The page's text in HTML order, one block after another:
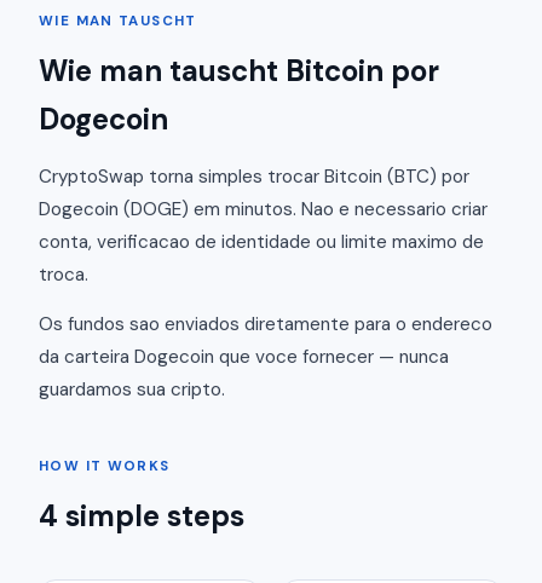
WIE MAN TAUSCHT
Wie man tauscht Bitcoin por
Dogecoin
CryptoSwap torna simples trocar Bitcoin (BTC) por
Dogecoin (DOGE) em minutos. Nao e necessario criar
conta, verificacao de identidade ou limite maximo de
troca.
Os fundos sao enviados diretamente para o endereco
da carteira Dogecoin que voce fornecer — nunca
guardamos sua cripto.
HOW IT WORKS
4 simple steps